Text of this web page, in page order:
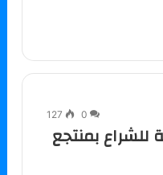
0
127
للشراع بمنتجع